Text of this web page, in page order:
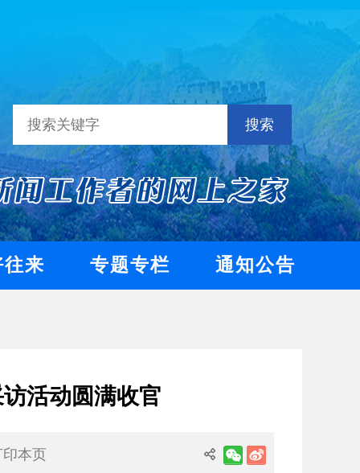
搜索
来 专题专栏 通知公告
活动圆满收官
本页